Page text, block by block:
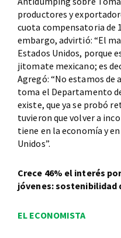
productores y
cuota compensatoria de
embargo, advirtió: “El
Estados Unidos, porque
jitomate mexicano; es
Agregó: “No estamos de
toma el Departamento
existe, que ya se probó
tuvieron que volver a
tiene en la economía y
Unidos”.
Crece 46% el interés
jóvenes: sostenibilidad
EL ECONOMISTA